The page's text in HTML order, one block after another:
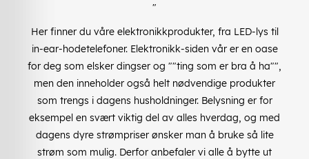
"
Her finner du våre elektronikkprodukter, fra LED-lys til
in-ear-hodetelefoner. Elektronikk-siden vår er en oase
for deg som elsker dingser og ""ting som er bra å ha"",
men den inneholder også helt nødvendige produkter
som trengs i dagens husholdninger. Belysning er for
eksempel en svært viktig del av alles hverdag, og med
dagens dyre strømpriser ønsker man å bruke så lite
strøm som mulig. Derfor anbefaler vi alle å bytte ut